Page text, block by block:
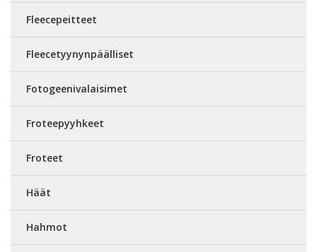
Fleecepeitteet
Fleecetyynynpäälliset
Fotogeenivalaisimet
Froteepyyhkeet
Froteet
Häät
Hahmot